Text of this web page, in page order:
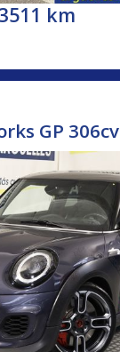
km
GP 306cv